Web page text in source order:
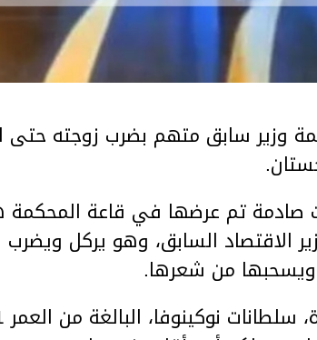
وزير سابق متهم بضرب زوجته حتى
تم عرضها في قاعة المحكمة
الاقتصاد السابق، وهو يركل
من شعرها.